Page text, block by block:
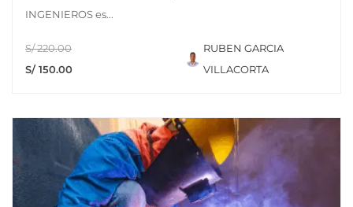
INGENIEROS es...
S/ 220.00
S/ 150.00
RUBEN GARCIA
VILLACORTA